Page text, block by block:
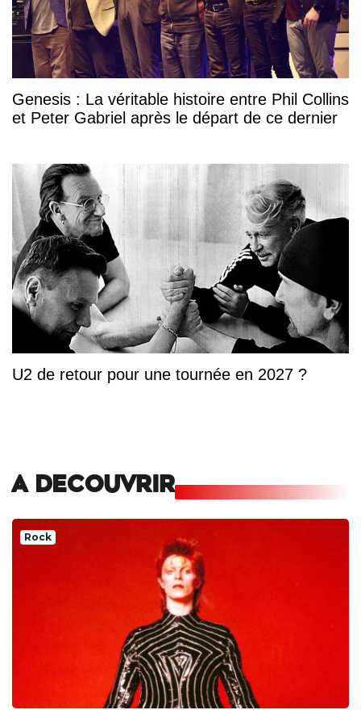
Genesis : La véritable histoire entre Phil Collins
et Peter Gabriel après le départ de ce dernier
U2 de retour pour une tournée en 2027 ?
A DECOUVRIR
Rock